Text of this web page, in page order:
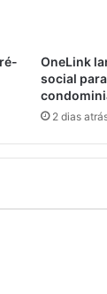
OneLink
social
2 dias